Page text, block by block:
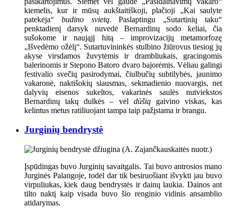
kiemelis, kur ir mūsų aukštaitiškoji, plačioji „Kai saulyte
patekėja“ budino svietą. Paslaptingu „Sutartinių taku“
penktadienį darsyk nuvedė Bernardinų sodo keliai, čia
sušokome ir naująjį hitą – improvizacijų metamorfozę
„Išvedėmo ožėlį“. Sutartuvininkės stulbino žiūrovus tiesiog jų
akyse virsdamos žuvytėmis ir drambliukais, gracingomis
balerinomis ir Stepono Batoro dvaro bajorėmis. Vėliau galingi
festivalio svečių pasirodymai, čiulbučių subtilybės, jaunimo
vakaronė, naktišokių siausmas, sekmadienio nuovargis, net
dalyvių eisenos sukeltos, vakarinės saulės nutviekstos
Bernardinų takų dulkės – vėl dūšiągaivino viskas, kas
kelintus metus ratiliuojant tampa taip pažįstama ir brangu.
Jurginių bendrystė
Įspūdingas buvo Jurginių savaitgalis. Tai buvo antrosios mano
Jurginės Palangoje, todėl dar tik besiruošiant išvykti jau buvo
virpuliukas, kiek daug bendrystės ir dainų laukia. Dainos ant
tilto naktį kaip visada buvo šio renginio vidinis ansamblio
atidarymas.